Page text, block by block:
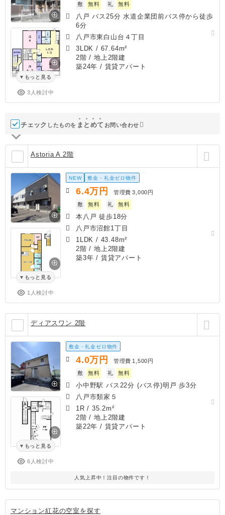
もっと見る
3人検討中
敷
無料 礼 無料
八戸 バス25分 水道企業団前バス停から徒歩
6分
八戸市東白山台４丁目
3LDK / 67.64m²
2階 / 地上2階建
築24年 / 賃貸アパート
チェック したものを ま と めて お問い合わせ
Astoria A 2階
もっと見る
1人検討中
NEW 敷金・礼金ゼロ物件
6.4万円 管理費 3,000円
敷
無料 礼 無料
本八戸 徒歩18分
八戸市沼館1丁目
1LDK / 43.48m²
2階 / 地上2階建
築3年 / 賃貸アパート
ディアスワン 2階
もっと見る
6人検討中
敷金・礼金ゼロ物件
4.0万円 管理費 1,500円
敷
無料 礼 無料
小中野駅 バス22分 (バス停)明戸 歩3分
八戸市類家５
1R /35.2m²
2階 / 地上2階建
築22年 / 賃貸アパート
人気上昇中！注目の物件です！
マンション紅花の空室を探す